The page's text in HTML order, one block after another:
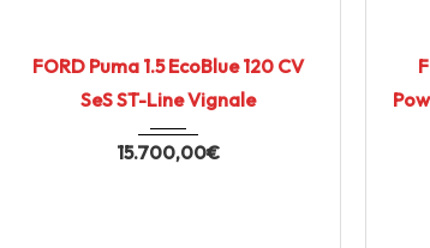
FORD Puma 1.5 EcoBlue 120 CV
SeS ST-Line Vignale
15.700,00€